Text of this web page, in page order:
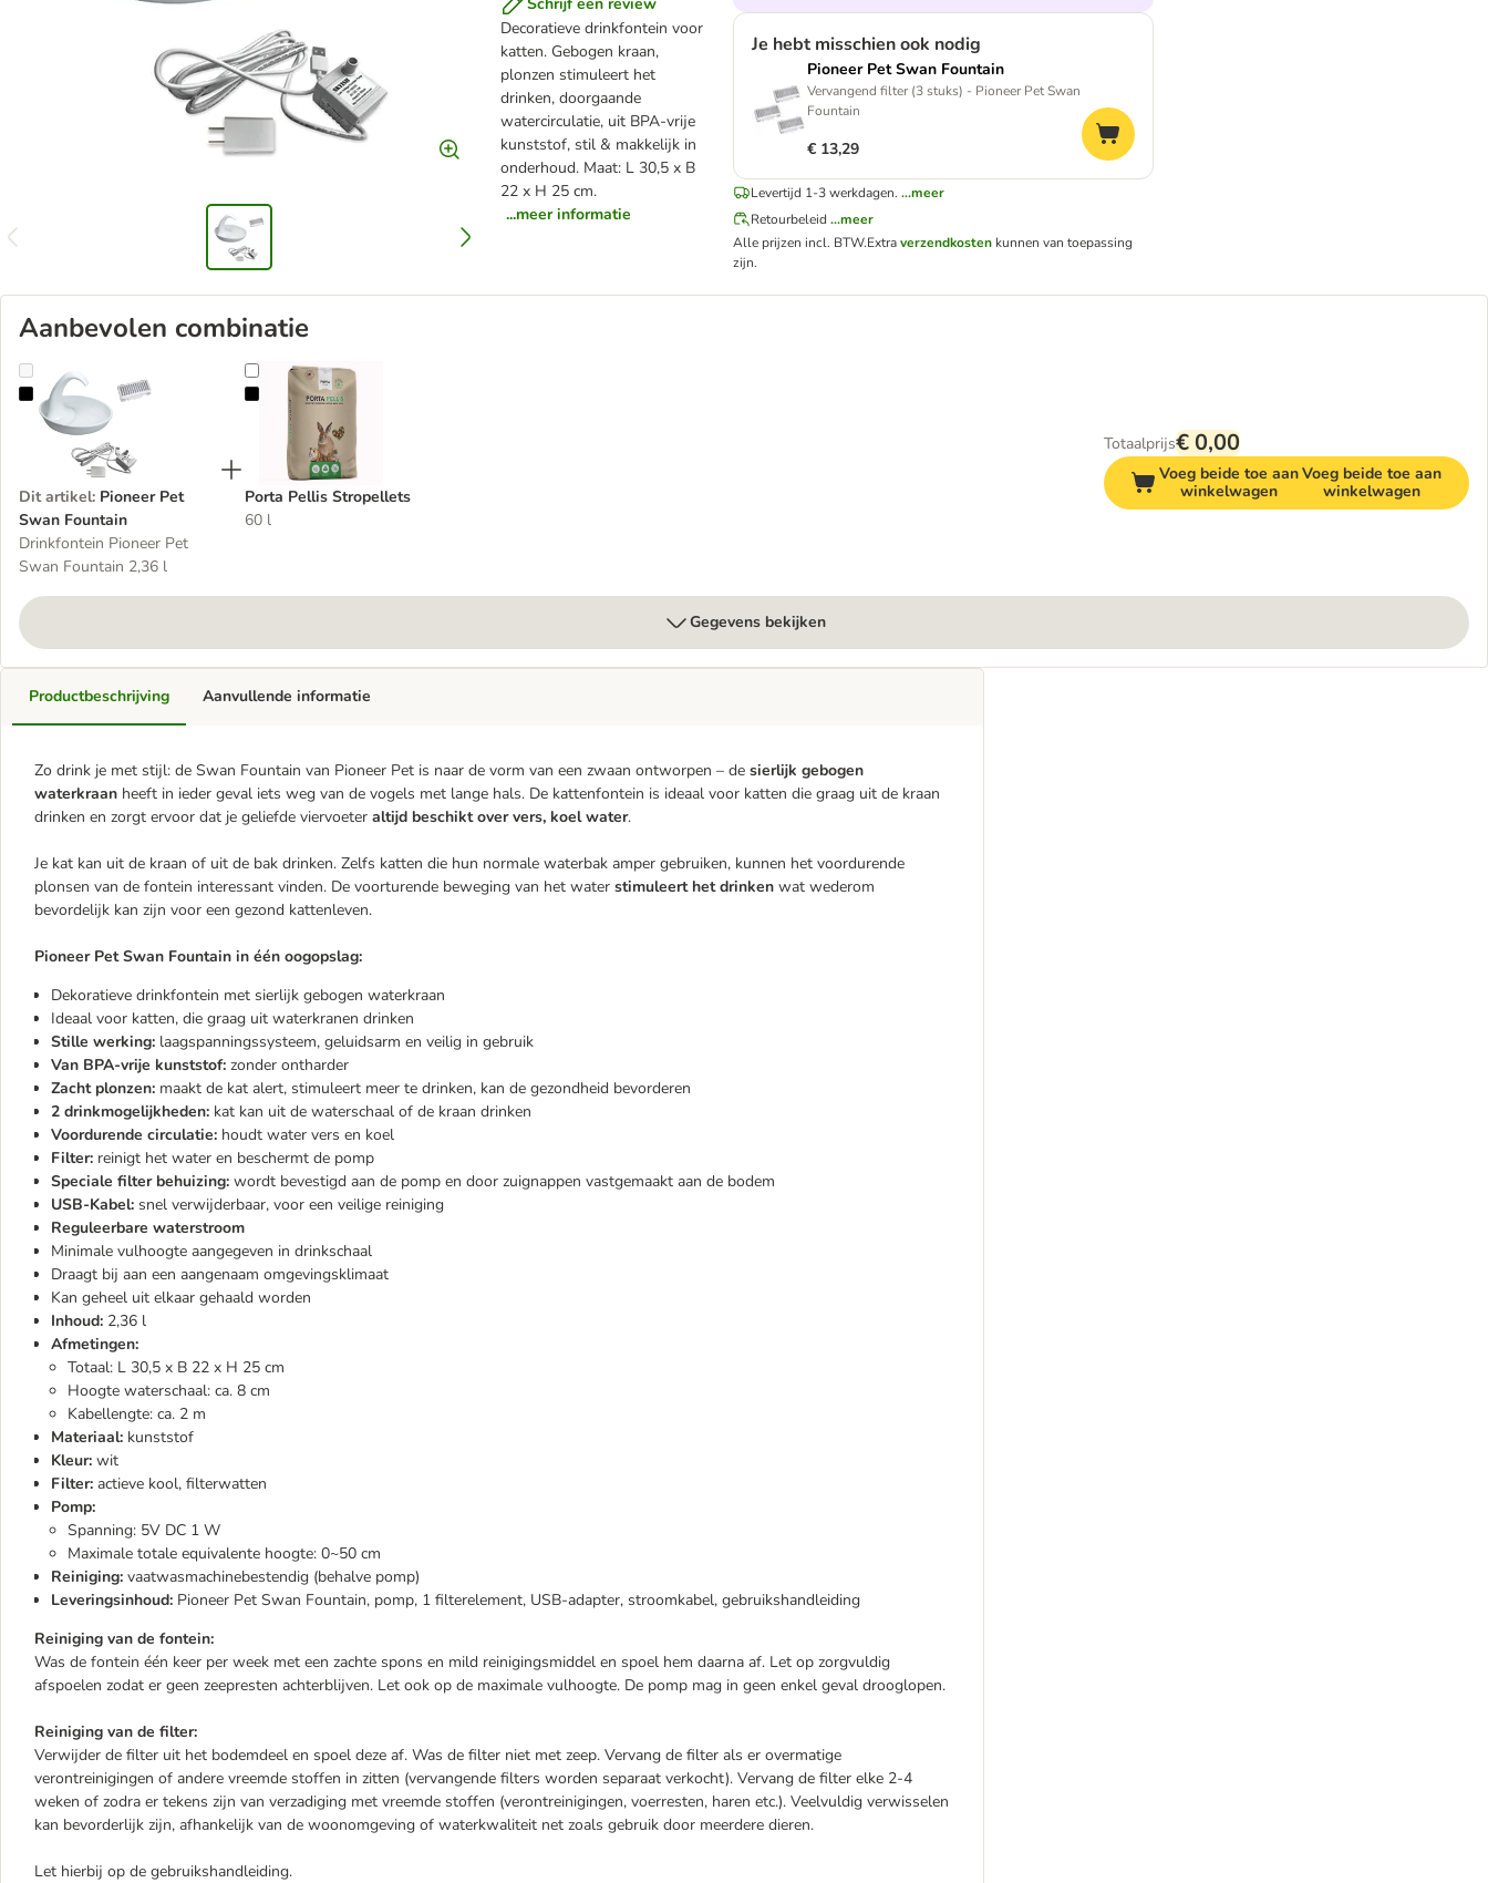
Decoratieve drinkfontein voor
katten. Gebogen kraan,
plonzen stimuleert het
drinken, doorgaande
watercirculatie, uit BPA-vrije
kunststof, stil & makkelijk in
onderhoud. Maat: L 30,5 x B
22 x H 25 cm.
...meer informatie
Je hebt misschien ook nodig
Pioneer Pet Swan Fountain
Vervangend filter (3 stuks) - Pioneer Pet Swan
Fountain
€ 13,29
Levertijd 1-3 werkdagen. ...meer
Retourbeleid ...meer
Alle prijzen incl. BTW.Extraverzendkosten kunnen van toepassing
zijn.
Aanbevolen combinatie
Pioneer Pet Swan Fountain
Dit artikel: Pioneer Pet
Swan Fountain
Drinkfontein Pioneer Pet
Swan Fountain 2,36 l
Porta Pellis Stropellets
Porta Pellis Stropellets
60 l
Totaalprijs€ 0,00
Voeg beide toe aan
winkelwagen
Voeg beide toe aan
winkelwagen
Gegevens bekijken
Productbeschrijving
Zo drink je met stijl: de Swan Fountain van Pioneer Pet is naar de vorm van een zwaan ontworpen – de sierlijk gebogen
waterkraan heeft in ieder geval iets weg van de vogels met lange hals. De kattenfontein is ideaal voor katten die graag uit de kraan
drinken en zorgt ervoor dat je geliefde viervoeter altijd beschikt over vers, koel water.
Je kat kan uit de kraan of uit de bak drinken. Zelfs katten die hun normale waterbak amper gebruiken, kunnen het voordurende
plonsen van de fontein interessant vinden. De voorturende beweging van het water stimuleert het drinken wat wederom
bevordelijk kan zijn voor een gezond kattenleven.
Pioneer Pet Swan Fountain in één oogopslag:
Dekoratieve drinkfontein met sierlijk gebogen waterkraan
Ideaal voor katten, die graag uit waterkranen drinken
Stille werking: laagspanningssysteem, geluidsarm en veilig in gebruik
Van BPA-vrije kunststof: zonder ontharder
Zacht plonzen: maakt de kat alert, stimuleert meer te drinken, kan de gezondheid bevorderen
2 drinkmogelijkheden: kat kan uit de waterschaal of de kraan drinken
Voordurende circulatie: houdt water vers en koel
Filter: reinigt het water en beschermt de pomp
Speciale filter behuizing: wordt bevestigd aan de pomp en door zuignappen vastgemaakt aan de bodem
USB-Kabel: snel verwijderbaar, voor een veilige reiniging
Reguleerbare waterstroom
Minimale vulhoogte aangegeven in drinkschaal
Draagt bij aan een aangenaam omgevingsklimaat
Kan geheel uit elkaar gehaald worden
Inhoud: 2,36 l
Afmetingen:
Totaal: L 30,5 x B 22 x H 25 cm
Hoogte waterschaal: ca. 8 cm
Kabellengte: ca. 2 m
Materiaal: kunststof
Kleur: wit
Filter: actieve kool, filterwatten
Pomp:
Spanning: 5V DC 1 W
Maximale totale equivalente hoogte: 0~50 cm
Reiniging: vaatwasmachinebestendig (behalve pomp)
Leveringsinhoud: Pioneer Pet Swan Fountain, pomp, 1 filterelement, USB-adapter, stroomkabel, gebruikshandleiding
Reiniging van de fontein:
Was de fontein één keer per week met een zachte spons en mild reinigingsmiddel en spoel hem daarna af. Let op zorgvuldig
afspoelen zodat er geen zeepresten achterblijven. Let ook op de maximale vulhoogte. De pomp mag in geen enkel geval drooglopen.
Reiniging van de filter:
Verwijder de filter uit het bodemdeel en spoel deze af. Was de filter niet met zeep. Vervang de filter als er overmatige
verontreinigingen of andere vreemde stoffen in zitten (vervangende filters worden separaat verkocht). Vervang de filter elke 2-4
weken of zodra er tekens zijn van verzadiging met vreemde stoffen (verontreinigingen, voerresten, haren etc.). Veelvuldig verwisselen
kan bevorderlijk zijn, afhankelijk van de woonomgeving of waterkwaliteit net zoals gebruik door meerdere dieren.
Let hierbij op de gebruikshandleiding.
Aanvullende informatie